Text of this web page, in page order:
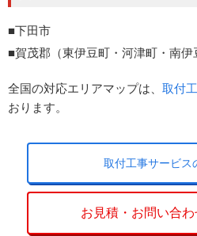
下田市
賀茂郡（東伊豆町・河津町・南伊
全国の対応エリアマップは、 取付
おります。
取付工事サービス
お見積・お問い合